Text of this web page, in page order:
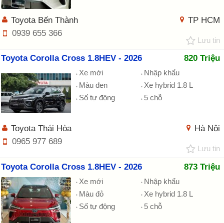
TP HCM
Toyota Bến Thành
0939 655 366
Lưu tin
Toyota Corolla Cross 1.8HEV - 2026 820 Triệu
Xe mới
Nhập khẩu
Màu đen
Xe hybrid 1.8 L
Số tự động
5 chỗ
Hà Nội
Toyota Thái Hòa
0965 977 689
Lưu tin
Toyota Corolla Cross 1.8HEV - 2026 873 Triệu
Xe mới
Nhập khẩu
Màu đỏ
Xe hybrid 1.8 L
Số tự động
5 chỗ